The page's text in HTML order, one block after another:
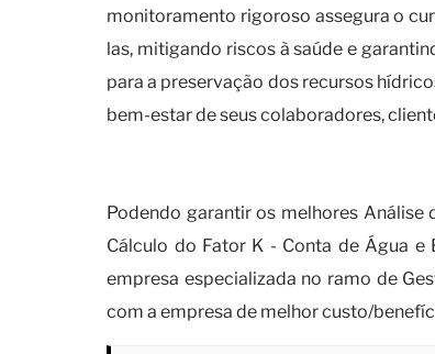
monitoramento rigoroso assegura o
las, mitigando riscos à saúde e
para a preservação dos recursos
bem-estar de seus colaboradores,
Podendo garantir os melhores Análise
Cálculo do Fator K - Conta de Água e
empresa especializada no ramo de
com a empresa de melhor custo/